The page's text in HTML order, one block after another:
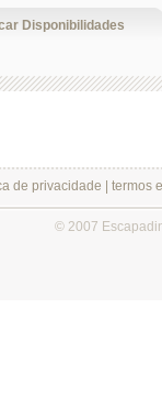
Disponibilidades
de privacidade termos
© 2007